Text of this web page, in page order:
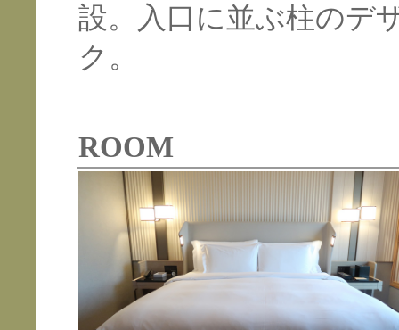
設。入口に並ぶ柱のデ
ク。
ROOM